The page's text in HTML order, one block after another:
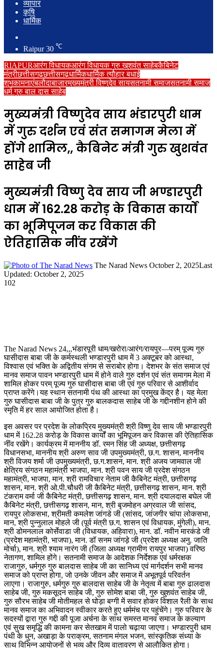
व्यापार
कृषि
धार्मिक
for
Raipur 30 ℃
RIAPURआरंग विधायकआरंग विधायक गुरु खुशवंत साहेबकैबिनेट
मंत्रीछत्तीसगढ़छत्तीसगढ़धार्मिकधार्मिक त्यौहार बधाई
शुभकामनाएंबलौदाबाजारमुख्यमंत्री विष्णुदेव सायसतनामी समाजसतनामी समाज
धर्म गुरु बाल दास साहेब
मुख्यमंत्री विष्णुदेव साय भंडारपुरी धाम
में गुरु दर्शन एवं संत समागम मेला में
होंगे शामिल,, कैबिनेट मंत्री गुरु खुशवंत
साहेब जी
मुख्यमंत्री विष्णु देव साय जी भण्डारपुरी
धाम में 162.28 करोड़ के विकास कार्यों
का भूमिपूजन कर विकास की
ऐतिहासिक नींव रखेंगे
The Narad News Send
October 2, 2025Last
Updated: October 2, 2025
102
The Narad News 24,,,भंडारपूरी धाम/खरोरा/आरंग/रायपुर—परम् पूज्य गुरु
घासीदास बाबा जी के कर्मस्थली भण्डारपुरी धाम में 3 अक्टूबर को आस्था,
विश्वास एवं भक्ति के अद्वितीय संगम से सराबोर होगा। देशभर के संत समाज एवं
मानव समाज पावन भण्डारपुरी धाम में होने वाले गुरु दर्शन एवं संत समागम मेला में
शामिल होकर परम् पूज्य गुरु घासीदास बाबा जी एवं गुरु परिवार से आशीर्वाद
प्राप्त करेंगे।यह स्थान सतनामी पंथ की आस्था का प्रमुख केंद्र है। यह मेला
गुरु घासीदास बाबा जी के पुत्र गुरु बालकदास साहेब जी के गद्दीनशीन होने की
स्मृति में हर साल आयोजित होता है।
इस अवसर पर प्रदेश के लोकप्रिय मुख्यमंत्री श्री विष्णु देव साय जी भण्डारपुरी
धाम में 162.28 करोड़ के विकास कार्यों का भूमिपूजन कर विकास की ऐतिहासिक
नींव रखेंगे। कार्यक्रम में माननीय डॉ. रमन सिंह जी अध्यक्ष, छत्तीसगढ़
विधानसभा, माननीय श्री अरुण साव जी उपमुख्यमंत्री, छ.ग. शासन, माननीय
श्री विजय शर्मा जी उपमुख्यमंत्री, छ.ग.शासन, मान. श्री अजय जामवाल जी
क्षेत्रिय संगठन महामंत्री भाजपा, मान. श्री पवन साय जी प्रदेश संगठन
महामंत्री, भाजपा, मान. श्री रामविचार नेताम जी कैबिनेट मंत्री, छत्तीसगढ़
शासन, मान. श्री ओ.पी.चौधरी जी कैबिनेट मंत्री, छत्तीसगढ़ शासन, मान. श्री
टंकराम वर्मा जी कैबिनेट मंत्री, छत्तीसगढ़ शासन, मान. श्री दयालदास बघेल जी
कैबिनेट मंत्री, छत्तीसगढ़ शासन, मान, श्री बृजमोहन अग्रवाल जी सांसद,
रायपुर लोकसभा, श्रीमती कमलेश जांगडे जी (सांसद, जांजगीर चांपा लोकसभा,
मान, श्री पुन्नुलाल मोहले जी (पूर्व मंत्री छ.ग. शासन एवं विधायक, मुंगेली), मान.
श्री डोमनलाल कोर्सेवाडा जी (विधायक, अहिवारा), मान. डॉ. नवीन मारकंडे जी
(प्रदेश महामंत्री, भाजपा), मान. डॉ सनम जांगड़े जी (प्रदेश अध्यक्ष अनु. जाति
मोर्चा), मान. श्री श्याम नारंग जी (जिला अध्यक्ष ग्रामीण रायपुर भाजपा) वरिष्ठ
नेतागण, शामिल होंगे। सतनामी समाज के आदेशक निर्देशक एवं धर्मरक्षक
राजागुरु, धर्मगुरु गुरु बालदास साहेब जी का सानिध्य एवं मार्गदर्शन सभी मानव
समाज को प्राप्त होगा, जो उनके जीवन और समाज में अभूतपूर्व परिवर्तन
लाएगा। राजागुरु, धर्मगुरु गुरु बालदास साहेब जी के नेतृत्व में बाबा गुरु ढालदास
साहेब जी, गुरु मकसूदन साहेब जी, गुरु सोमेश बाबा जी, गुरु खुशवंत साहेब जी,
गुरु सौरभ साहेब जी मोतीमहल से घोड़ा बग्गी में सवार होकर विशाल रैली के साथ
मानव समाज का अभिवादन स्वीकार करते हुए धर्ममंच पर पहुंचेंगे। गुरु परिवार के
सदस्यों द्वारा गुरु गद्दी की पूजा अर्चना के साथ समस्त मानव समाज के कल्याण
एवं सुख समृद्धि की कामना कर सेतखाम में पालो चढ़ाया जाएगा। भण्डारपुरी धाम
पंथी के धुन, अखाड़ा के पराक्रम, सतनाम मंगल भजन, सांस्कृतिक संध्या के
साथ विभिन्न आयोजनों से भव्य और दिव्य वातावरण से आलौकित होगा।